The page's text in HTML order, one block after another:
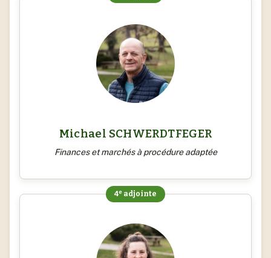
Michael SCHWERDTFEGER
Finances et marchés à procédure adaptée
4e adjointe